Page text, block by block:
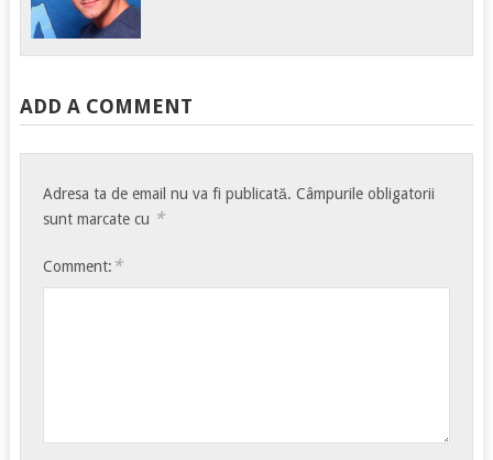
ADD A COMMENT
Adresa ta de email nu va fi publicată. Câmpurile obligatorii
sunt marcate cu *
Comment: *